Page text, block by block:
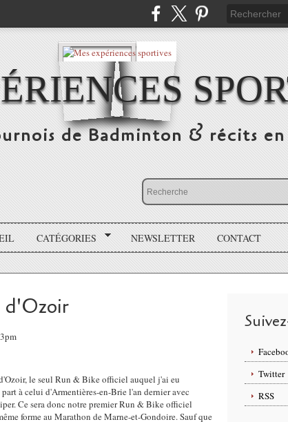
de Badminton & récits
CATÉGORIES NEWSLETTER CONTACT
d'Ozoir
le seul Run & Bike officiel auquel j'ai eu
à celui d'Armentières-en-Brie l'an dernier avec
Ce sera donc notre premier Run & Bike officiel
forme au Marathon de Marne-et-Gondoire. Sauf que
Twitter
RSS